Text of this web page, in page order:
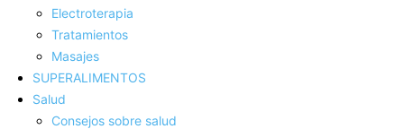
Electroterapia
Tratamientos
Masajes
SUPERALIMENTOS
Salud
Consejos sobre salud